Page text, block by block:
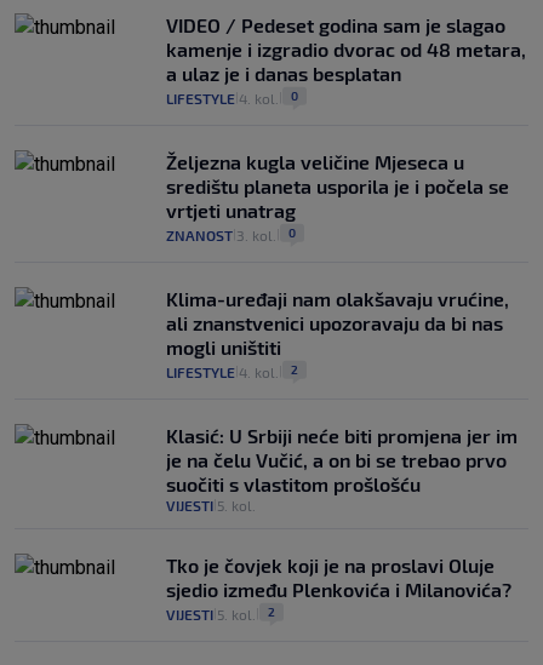
VIDEO / Pedeset godina sam je slagao
kamenje i izgradio dvorac od 48 metara,
a ulaz je i danas besplatan
LIFESTYLE 4. kol. 0
Željezna kugla veličine Mjeseca u
središtu planeta usporila je i počela se
vrtjeti unatrag
ZNANOST 3. kol. 0
Klima-uređaji nam olakšavaju vrućine,
ali znanstvenici upozoravaju da bi nas
mogli uništiti
LIFESTYLE 4. kol. 2
Klasić: U Srbiji neće biti promjena jer im
je na čelu Vučić, a on bi se trebao prvo
suočiti s vlastitom prošlošću
VIJESTI 5. kol.
Tko je čovjek koji je na proslavi Oluje
sjedio između Plenkovića i Milanovića?
VIJESTI 5. kol. 2